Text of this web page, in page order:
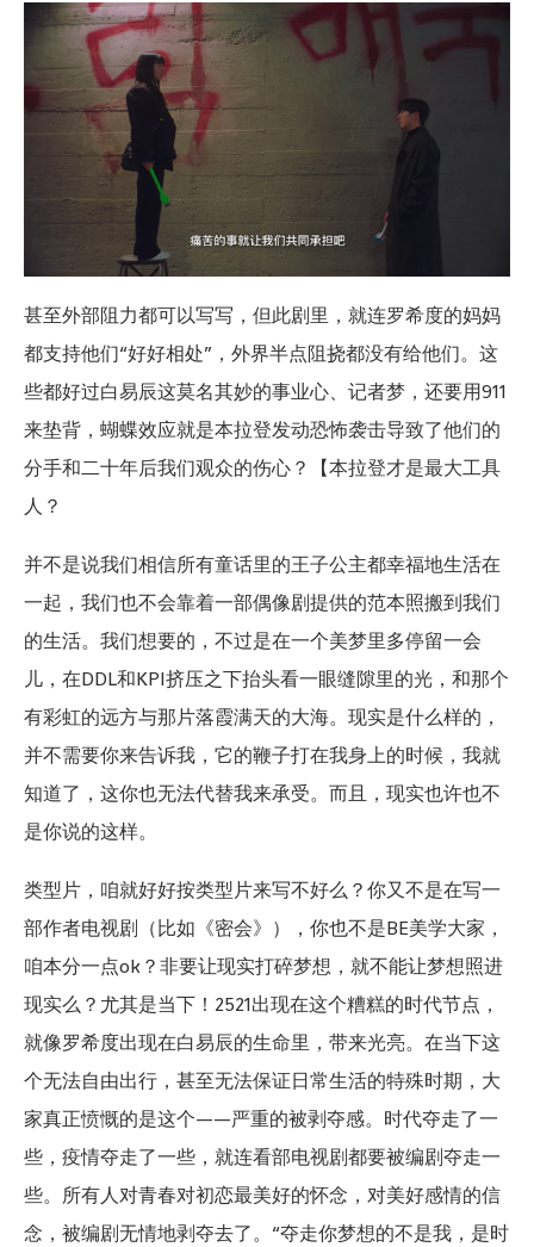
甚至外部阻力都可以写写，但此剧里，就连罗希度的妈妈
都支持他们“好好相处”，外界半点阻挠都没有给他们。这
些都好过白易辰这莫名其妙的事业心、记者梦，还要用911
来垫背，蝴蝶效应就是本拉登发动恐怖袭击导致了他们的
分手和二十年后我们观众的伤心？【本拉登才是最大工具
人？
并不是说我们相信所有童话里的王子公主都幸福地生活在
一起，我们也不会靠着一部偶像剧提供的范本照搬到我们
的生活。我们想要的，不过是在一个美梦里多停留一会
儿，在DDL和KPI挤压之下抬头看一眼缝隙里的光，和那个
有彩虹的远方与那片落霞满天的大海。现实是什么样的，
并不需要你来告诉我，它的鞭子打在我身上的时候，我就
知道了，这你也无法代替我来承受。而且，现实也许也不
是你说的这样。
类型片，咱就好好按类型片来写不好么？你又不是在写一
部作者电视剧（比如《密会》），你也不是BE美学大家，
咱本分一点ok？非要让现实打碎梦想，就不能让梦想照进
现实么？尤其是当下！2521出现在这个糟糕的时代节点，
就像罗希度出现在白易辰的生命里，带来光亮。在当下这
个无法自由出行，甚至无法保证日常生活的特殊时期，大
家真正愤慨的是这个——严重的被剥夺感。时代夺走了一
些，疫情夺走了一些，就连看部电视剧都要被编剧夺走一
些。所有人对青春对初恋最美好的怀念，对美好感情的信
念，被编剧无情地剥夺去了。“夺走你梦想的不是我，是时